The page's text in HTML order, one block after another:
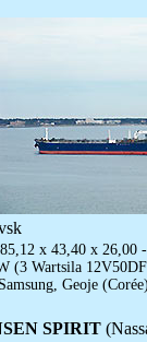
x 43,40 x 26,00
(3 Wartsila
Geoje
SPIRIT